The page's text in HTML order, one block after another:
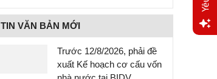
TIN VĂN BẢN MỚI
Trước 12/8/2026, phải đề
xuất Kế hoạch cơ cấu vốn